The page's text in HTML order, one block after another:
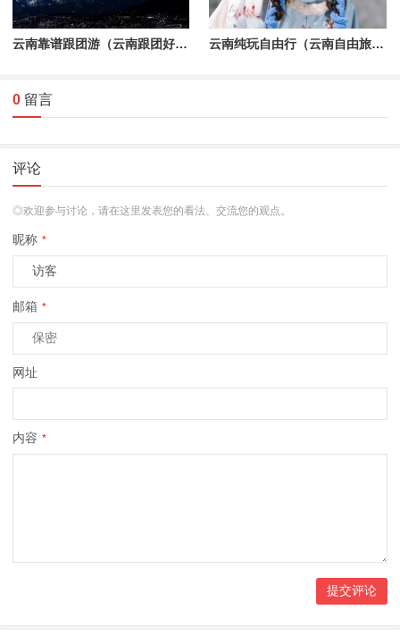
云南靠谱跟团游（云南跟团好玩吗） 云南纯玩自由行（云南自由旅游）
0 留言
评论
◎欢迎参与讨论，请在这里发表您的看法、交流您的观点。
昵称 *
邮箱 *
网址
内容 *